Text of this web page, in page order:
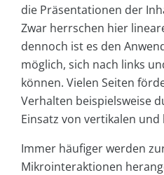
die Präsentationen der
Zwar herrschen hier
dennoch ist es den
möglich, sich nach links
können. Vielen Seiten
Verhalten beispielsweise
Einsatz von vertikalen
Immer häufiger werden
Mikrointeraktionen